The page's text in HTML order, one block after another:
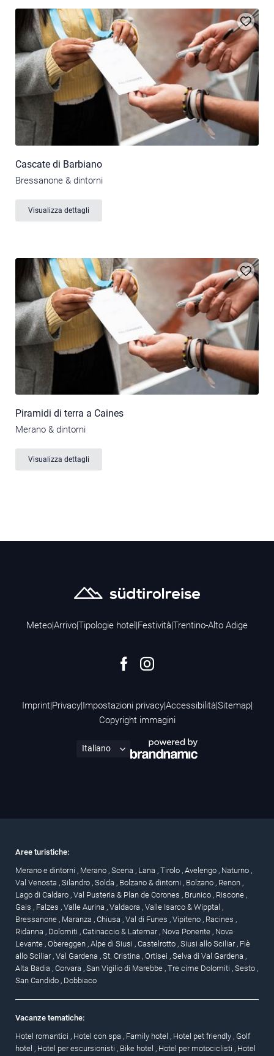
Cascate di Barbiano
Bressanone & dintorni
Visualizza dettagli
Piramidi di terra a Caines
Merano & dintorni
Visualizza dettagli
MeteoArrivoTipologie hotel Festività Trentino-Alto Adige
Imprint| Privacy| Impostazioni privacy|Accessibilità Sitemap|
Copyright immagini
Aree turistiche:
Merano e dintorni , Merano , Scena , Lana , Tirolo , Avelengo , Naturno ,
Val Venosta , Silandro , Solda , Bolzano & dintorni , Bolzano , Renon ,
Lago di Caldaro , Val Pusteria & Plan de Corones , Brunico , Riscone ,
Gais , Falzes , Valle Aurina , Valdaora , Valle Isarco & Wipptal ,
Bressanone , Maranza , Chiusa , Val di Funes , Vipiteno , Racines ,
Ridanna , Dolomiti , Catinaccio & Latemar , Nova Ponente , Nova
Levante , Obereggen , Alpe di Siusi , Castelrotto , Siusi allo Sciliar , Fiè
allo Sciliar , Val Gardena , St. Cristina , Ortisei , Selva di Val Gardena ,
Alta Badia , Corvara , San Vigilio di Marebbe , Tre cime Dolomiti , Sesto ,
San Candido , Dobbiaco
Vacanze tematiche:
Hotel romantici , Hotel con spa , Family hotel , Hotel pet friendly , Golf
hotel , Hotel per escursionisti , Bike hotel , Hotel per motociclisti , Hotel